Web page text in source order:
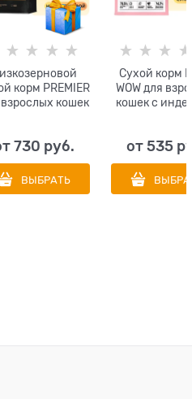
корм PREMIER
кошек
730 руб.
ВЫБРАТЬ
Сухой корм
WOW для
кошек с
от 535